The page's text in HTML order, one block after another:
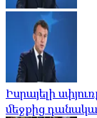
Իսրայելի
մեջքից